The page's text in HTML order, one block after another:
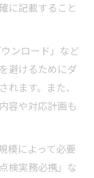
に記載すること
ンロード」など
避けるためにダ
ます。また、
容や対応計画も
模によって必要
検実務必携」な